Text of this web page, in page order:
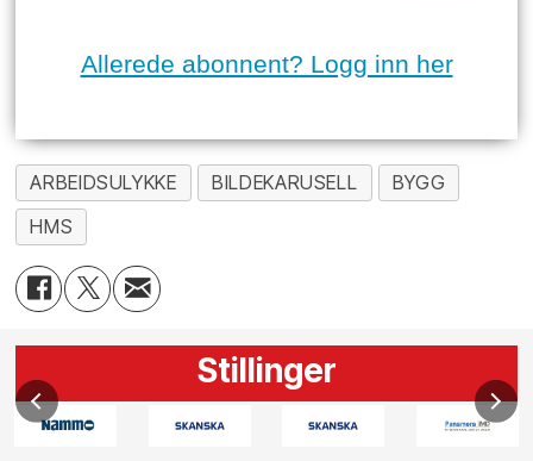
Allerede abonnent? Logg inn her
ARBEIDSULYKKE BILDEKARUSELL
BYGG
HMS
Stillinger